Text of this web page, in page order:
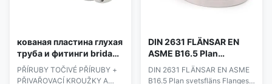
кованая пластина глухая
труба и фитинги brida
фланец P265gh PŘÍRUBY
TOČIVÉ PŘÍRUBY +
PŘÍRUBY TOČIVÉ PŘÍRUBY +
PŘIVAŘOVACÍ KROUŽKY A
DIN 2631 FLÄNSAR EN
ASME B16.5 Plan
svetsfläns Фланцы Тип
01 UNS S32760 (1.4501 /
DIN 2631 FLÄNSAR EN ASME
B16.5 Plan svetsfläns Flanges